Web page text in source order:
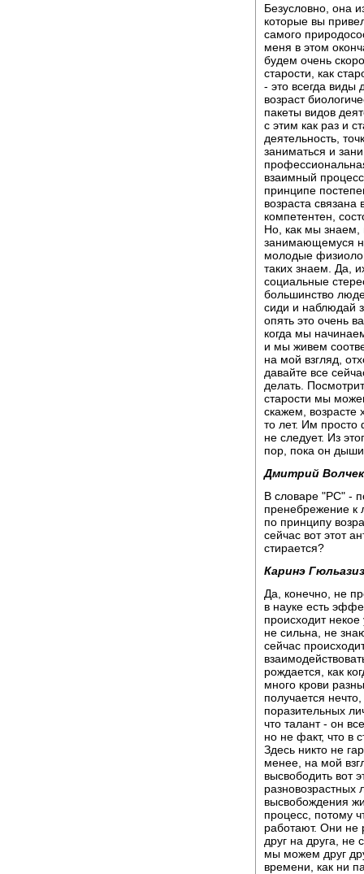
Безусловно, она
которые вы
самого
меня в этом
будем очень
старости, как
- это всегда виды
возраст
пакеты видов
с этим как раз и
деятельность,
заниматься и
взаимный
принципе
возраста связана
компетентен,
Но, как мы знаем,
занимающемуся
молодые
таких знаем. Да,
социальные
большинство
сиди и наблюдай
опять это очень
когда мы
и мы живем
на мой взгляд,
давайте все
делать.
старости мы
скажем, возрасте
то лет. Им просто
не следует. Из
пор, пока он
Дмитрий
В словаре "РС" -
пренебрежение к
по принципу
сейчас вот этот
стирается?
Каринэ
Да, конечно, не
в науке есть
происходит
не сильна, не
сейчас
рождается, как
много крови
получается
поразительных
что талант - он
но не факт, что в
Здесь никто не
менее, на мой
высвободить вот
высвобождения
процесс, потому
работают. Они не
друг на друга, не
мы можем друг
времени, как ни